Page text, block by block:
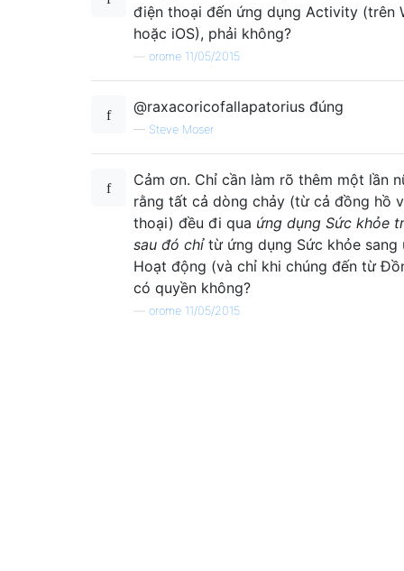
điện thoại đến ứng dụng Activity (trên
hoặc iOS), phải không?
orome 11/05/2015
@raxacoricofallapatorius đúng
— Steve Moser
Cảm ơn. Chỉ cần làm rõ thêm một lần
rằng tất cả dòng chảy (từ cả đồng hồ
thoại) đều đi qua ứng dụng Sức khỏe
sau đó chỉtừ ứng dụng Sức khỏe sang
Hoạt động (và chỉ khi chúng đến từ
có quyền không?
orome 11/05/2015